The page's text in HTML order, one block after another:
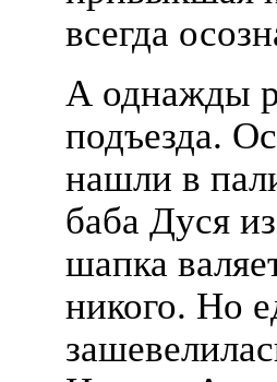
всегда
А однажды
подъезда.
нашли в
баба Дуся
шапка
никого. Но